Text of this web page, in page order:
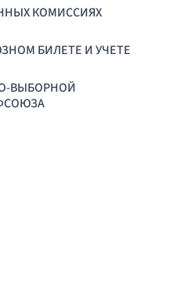
КОМИССИЯХ
БИЛЕТЕ И УЧЕТЕ
ВЫБОРНОЙ